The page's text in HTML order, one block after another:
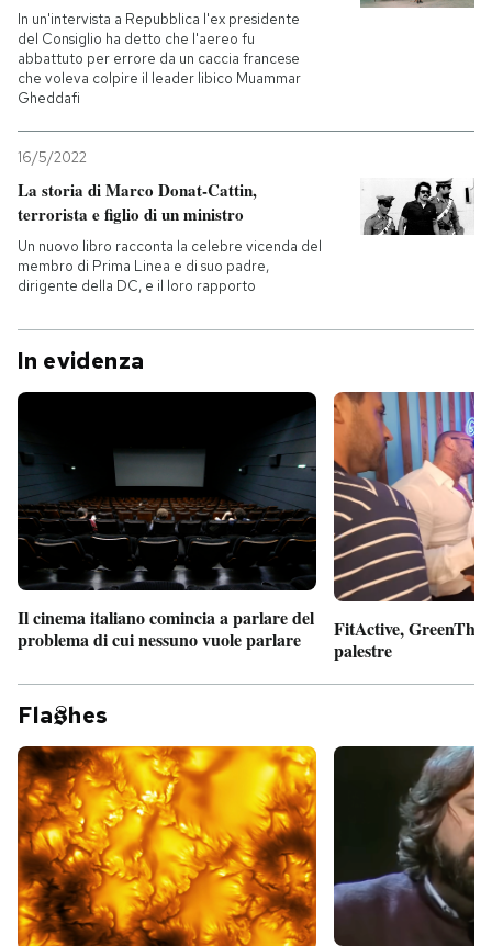
In un'intervista a Repubblica l'ex presidente
del Consiglio ha detto che l'aereo fu
abbattuto per errore da un caccia francese
che voleva colpire il leader libico Muammar
Gheddafi
16/5/2022
La storia di Marco Donat-Cattin,
terrorista e figlio di un ministro
Un nuovo libro racconta la celebre vicenda del
membro di Prima Linea e di suo padre,
dirigente della DC, e il loro rapporto
In evidenza
Il cinema italiano comincia a parlare del
problema di cui nessuno vuole parlare
FitActive,
palestre
Fla hes